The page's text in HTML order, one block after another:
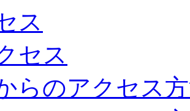
ス
セス
らのアクセス